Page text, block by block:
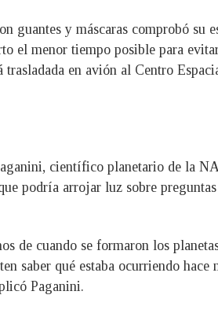
guantes y máscaras comprobó su
el menor tiempo posible para
en avión al Centro
científico planetario de la
podría arrojar luz sobre
de cuando se formaron los
saber qué estaba ocurriendo
Paganini.